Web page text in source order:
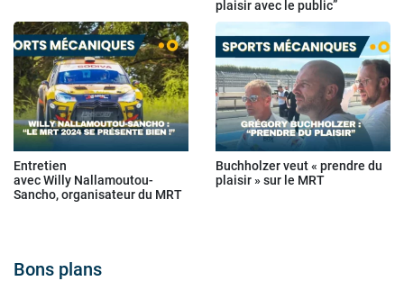
plaisir avec le public”
Entretien
avec Willy Nallamoutou-
Sancho, organisateur du MRT
Buchholzer veut « prendre du
plaisir » sur le MRT
Bons plans